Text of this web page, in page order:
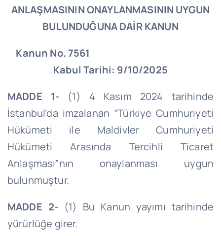
ANLAŞMASININ ONAYLANMASININ UYGUN
BULUNDUĞUNA DAİR KANUN
Kanun No. 7561
Kabul Tarihi: 9/10/2025
MADDE 1- (1) 4 Kasım 2024 tarihinde
İstanbul’da imzalanan “Türkiye Cumhuriyeti
Hükümeti ile Maldivler Cumhuriyeti
Hükümeti Arasında Tercihli Ticaret
Anlaşması”nın onaylanması uygun
bulunmuştur.
MADDE 2- (1) Bu Kanun yayımı tarihinde
yürürlüğe girer.